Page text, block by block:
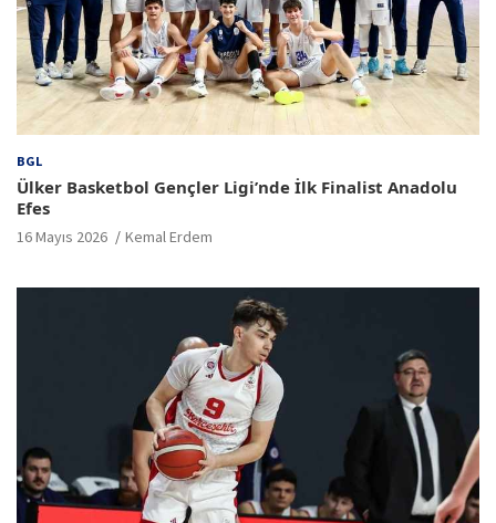
BGL
Ülker Basketbol Gençler Ligi’nde İlk Finalist Anadolu
Efes
16 Mayıs 2026 Kemal Erdem